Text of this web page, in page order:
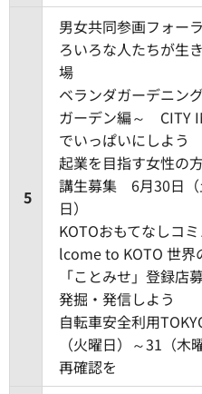
5
男女共同参画フォー
ろいろな人たちが生
場
ベランダガーデニン
ガーデン編～ CITY
でいっぱいにしよう
起業を目指す女性の
講生募集 6月30日（
日）
KOTOおもてなしコ
lcome to KOTO 世
「ことみせ」登録
発掘・発信しよう
自転車安全利用
（火曜日）～31（
再確認を